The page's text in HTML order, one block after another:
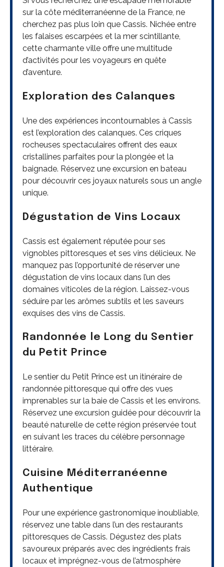
sur la côte méditerranéenne de la France, ne
cherchez pas plus loin que Cassis. Nichée entre
les falaises escarpées et la mer scintillante,
cette charmante ville offre une multitude
d’activités pour les voyageurs en quête
d’aventure.
Exploration des Calanques
Une des expériences incontournables à Cassis
est l’exploration des calanques. Ces criques
rocheuses spectaculaires offrent des eaux
cristallines parfaites pour la plongée et la
baignade. Réservez une excursion en bateau
pour découvrir ces joyaux naturels sous un angle
unique.
Dégustation de Vins Locaux
Cassis est également réputée pour ses
vignobles pittoresques et ses vins délicieux. Ne
manquez pas l’opportunité de réserver une
dégustation de vins locaux dans l’un des
domaines viticoles de la région. Laissez-vous
séduire par les arômes subtils et les saveurs
exquises des vins de Cassis.
Randonnée le Long du Sentier
du Petit Prince
Le sentier du Petit Prince est un itinéraire de
randonnée pittoresque qui offre des vues
imprenables sur la baie de Cassis et les environs.
Réservez une excursion guidée pour découvrir la
beauté naturelle de cette région préservée tout
en suivant les traces du célèbre personnage
littéraire.
Cuisine Méditerranéenne
Authentique
Pour une expérience gastronomique inoubliable,
réservez une table dans l’un des restaurants
pittoresques de Cassis. Dégustez des plats
savoureux préparés avec des ingrédients frais
locaux et imprégnez-vous de l’atmosphère